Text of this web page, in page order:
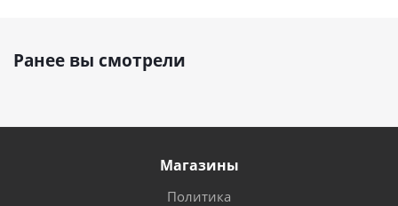
Ранее вы смотрели
Магазины
Политика